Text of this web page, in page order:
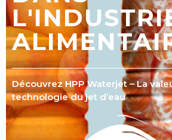
Découvrez HPP Waterjet – La
technologie du jet d’eau